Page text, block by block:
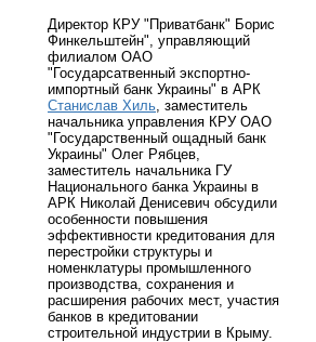
Директор КРУ "Приватбанк" Борис
Финкельштейн", управляющий
филиалом ОАО
"Государсатвенный экспортно-
импортный банк Украины" в АРК
Станислав Хиль , заместитель
начальника управления КРУ ОАО
"Государственный ощадный банк
Украины" Олег Рябцев,
заместитель начальника ГУ
Национального банка Украины в
АРК Николай Денисевич обсудили
особенности повышения
эффективности кредитования для
перестройки структуры и
номенклатуры промышленного
производства, сохранения и
расширения рабочих мест, участия
банков в кредитовании
строительной индустрии в Крыму.